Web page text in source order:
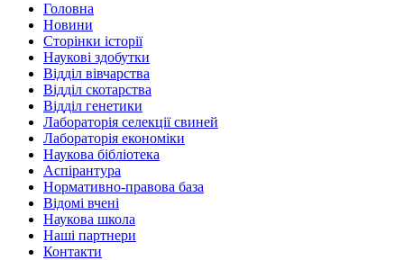
Головна
Новини
Сторінки історії
Наукові здобутки
Відділ вівчарства
Відділ скотарства
Відділ генетики
Лабораторія селекції свиней
Лабораторія економіки
Наукова бібліотека
Аспірантура
Нормативно-правова база
Відомі вчені
Наукова школа
Наші партнери
Контакти